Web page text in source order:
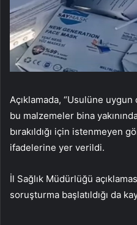
Açıklamada, “Usulüne
bu malzemeler bina
bırakıldığı için istenmeyen
ifadelerine yer verildi.
İl Sağlık Müdürlüğü
soruşturma başlatıldığı da